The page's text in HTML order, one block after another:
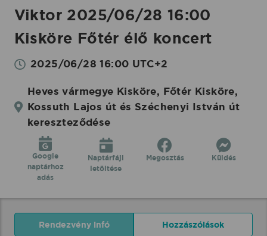
Viktor 2025/06/28 16:00
Kisköre Főtér élő koncert
2025/06/28 16:00 UTC+2
Heves vármegye Kisköre, Főtér Kisköre,
Kossuth Lajos út és Széchenyi István út
kereszteződése
Google
naptárhoz
adás
Naptárfájl
letöltése
Megosztás Küldés
Rendezvény infó Hozzászólások